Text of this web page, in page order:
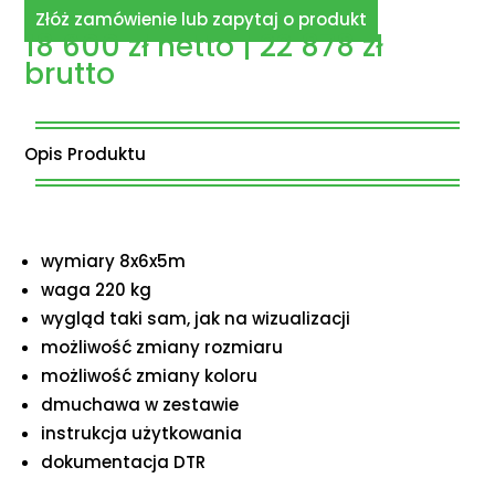
Złóż zamówienie lub zapytaj o produkt
18 600złnetto |22 878zł
brutto
Opis Produktu
wymiary 8x6x5m
waga 220 kg
wygląd taki sam, jak na wizualizacji
możliwość zmiany rozmiaru
możliwość zmiany koloru
dmuchawa w zestawie
instrukcja użytkowania
dokumentacja DTR